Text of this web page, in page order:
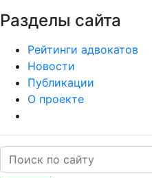
Разделы сайта
Рейтинги адвокатов
Новости
Публикации
О проекте